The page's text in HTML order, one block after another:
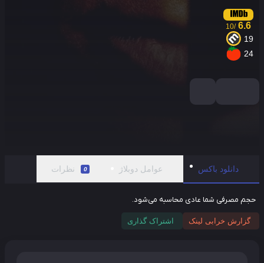
/10
دانلود باکس عوامل دوبلاژ نظرات
مصرفی شما عادی محاسبه می‌شود.
گزارش خرابی لینک اشتراک گذاری